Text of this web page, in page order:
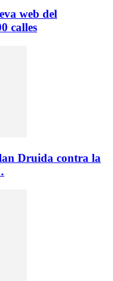
web del
calles
Druida contra la